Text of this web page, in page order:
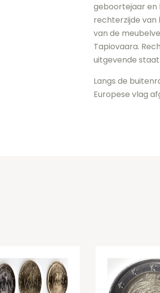
geboortejaar en
rechterzijde van
van de
Tapiovaara.
uitgevende staat
Langs de
Europese vlag